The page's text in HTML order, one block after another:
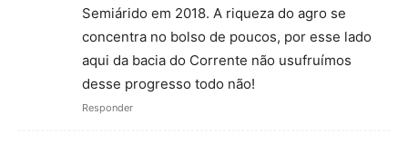
Semiárido em 2018. A riqueza do agro se
concentra no bolso de poucos, por esse lado
aqui da bacia do Corrente não usufruímos
desse progresso todo não!
Responder